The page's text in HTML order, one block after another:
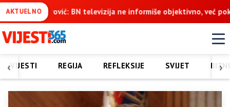
AKTUELNO
objektivno, već pokušava da ospori vodovod na Vučijaku
‹ ›
VIJESTI REGIJA REFLEKSIJE SVIJET